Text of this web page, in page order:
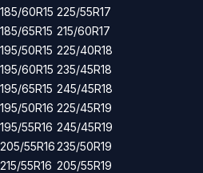
185/60R15
185/65R15
195/50R15
195/60R15
195/65R15
195/50R16
195/55R16
205/55R16
215/55R16
225/55R17
215/60R17
225/40R18
235/45R18
245/45R18
225/45R19
245/45R19
235/50R19
205/55R19